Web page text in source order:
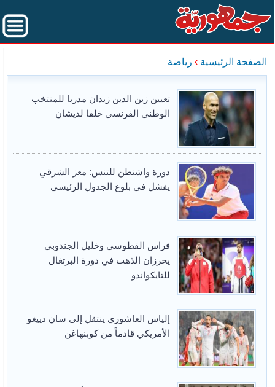
الصفحة الرئيسية › رياضة
تعيين زين الدين زيدان مدربا للمنتخب
الوطني الفرنسي خلفا لديشان
دورة واشنطن للتنس: معز الشرقي
يفشل في بلوغ الجدول الرئيسي
فراس القطوسي وخليل الجندوبي
يحرزان الذهب في دورة البرتغال
للتايكواندو
إلياس العاشوري ينتقل إلى سان دييغو
الأمريكي قادماً من كوبنهاغن